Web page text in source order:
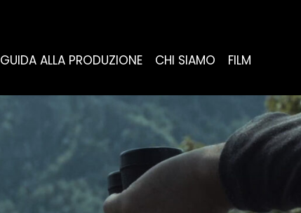
GUIDA ALLA PRODUZIONE CHI SIAMO FILM